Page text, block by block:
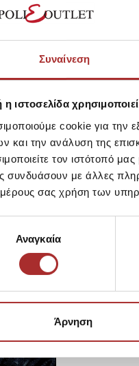
Συναίνεση
η ιστοσελίδα
cookie για την
και την ανάλυση της
τον ιστότοπό
συνδυάσουν με άλλες
σας χρήση των
Αναγκαία
Άρνηση